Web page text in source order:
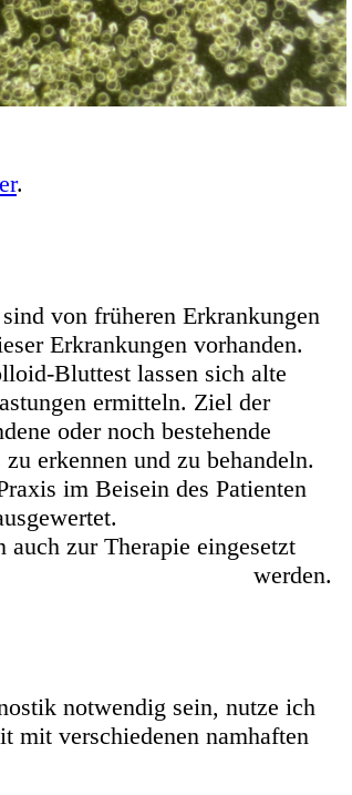
.
von früheren Erkrankungen
Erkrankungen vorhanden.
Bluttest lassen sich alte
ermitteln. Ziel der
oder noch bestehende
erkennen und zu behandeln.
im Beisein des Patienten
auch zur Therapie eingesetzt
notwendig sein, nutze ich
mit verschiedenen namhaften